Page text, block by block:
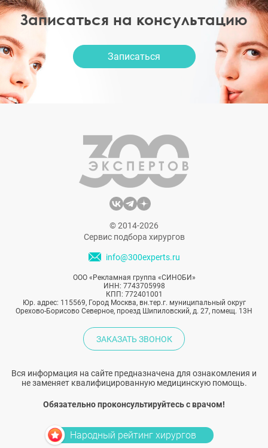
Записаться на консультацию
Записаться
© 2014-2026
Сервис подбора хирургов
info@300experts.ru
ООО «Рекламная группа «СИНОБИ»
ИНН: 7743705998
КПП: 772401001
Юр. адрес: 115569, Город Москва, вн.тер.г. муниципальный округ
Орехово-Борисово Северное, проезд Шипиловский, д. 27, помещ. 13Н
ЗАКАЗАТЬ ЗВОНОК
Вся информация на сайте предназначена для ознакомления и
не заменяет квалифицированную медицинскую помощь.
Обязательно проконсультируйтесь с врачом!
Народный рейтинг хирургов